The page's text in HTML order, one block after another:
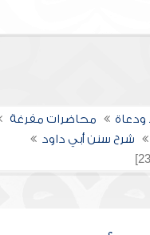
ودعاة
محاضرات مفرغة
شرح سنن أبي داود